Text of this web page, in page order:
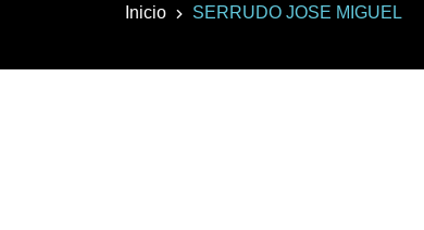
Inicio SERRUDO JOSE MIGUEL